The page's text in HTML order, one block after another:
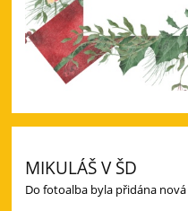
MIKULÁŠ V ŠD
Do fotoalba byla přidána nová